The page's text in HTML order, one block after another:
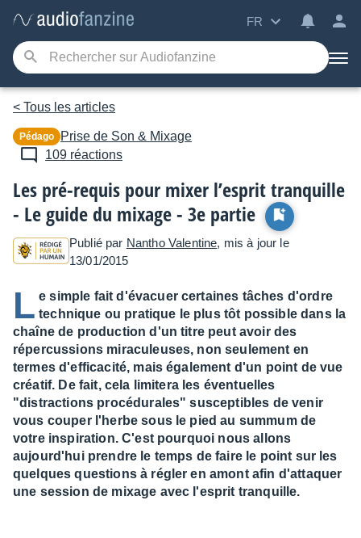
FR
< Tous les articles
Pédago
Prise de Son & Mixage
109 réactions
Les pré-requis pour mixer l’esprit tranquille
- Le guide du mixage - 3e partie
Publié par Nantho Valentine, mis à jour le
13/01/2015
L e simple fait d'évacuer certaines tâches d'ordre
technique ou pratique le plus tôt possible dans la
chaîne de production d'un titre peut avoir des
répercussions miraculeuses, non seulement en
termes d'efficacité, mais également d'un point de vue
créatif. De fait, cela limitera les éventuelles
"distractions procédurales" susceptibles de venir
vous couper l'herbe sous le pied au summum de
votre inspiration. C'est pourquoi nous allons
aujourd'hui prendre le temps de faire le point sur les
quelques questions à régler en amont afin d'attaquer
une session de mixage avec l'esprit tranquille.